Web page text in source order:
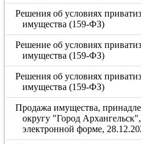
Решения об условиях
имущества (159-ФЗ)
Решение об условиях
имущества (159-ФЗ)
Решения об условиях
имущества (159-ФЗ)
Продажа имущества,
округу "Город
электронной форме,